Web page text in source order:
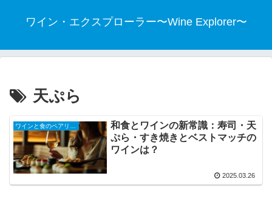
ワイン・エクスプローラー〜Wine Explorer〜
天ぷら
ワインと食のペアリング
和食とワインの新常識：寿司・天
ぷら・すき焼きとベストマッチの
ワインは？
2025.03.26